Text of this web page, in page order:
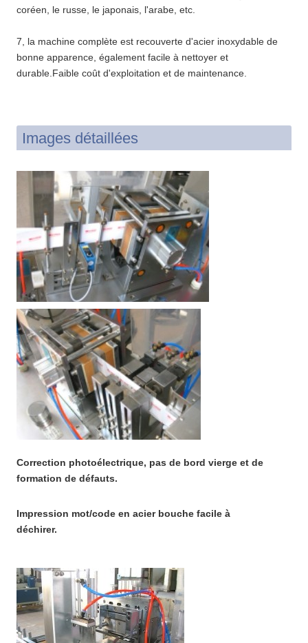
coréen, le russe, le japonais, l'arabe, etc.
7, la machine complète est recouverte d'acier inoxydable de
bonne apparence, également facile à nettoyer et
durable.Faible coût d'exploitation et de maintenance.
Images détaillées
Correction photoélectrique, pas de bord vierge et de
formation de défauts.
Impression mot/code en acier bouche facile à
déchirer.